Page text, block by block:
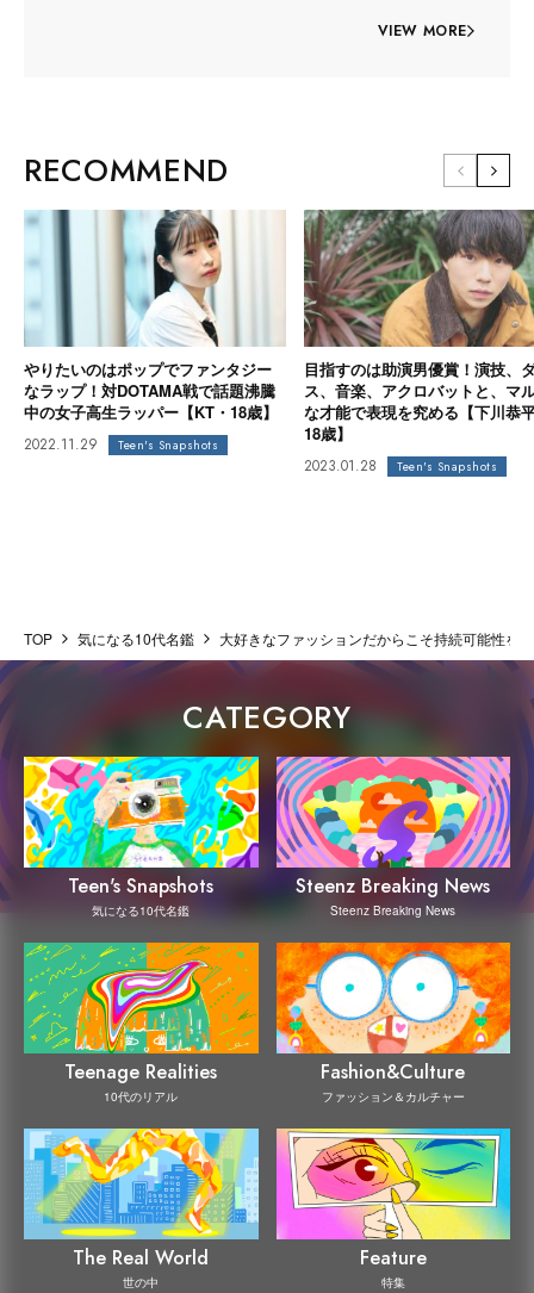
VIEW MORE
RECOMMEND
やりたいのはポップでファンタジー
なラップ！対DOTAMA戦で話題沸騰
中の女子高生ラッパー【KT・18歳】
2022.11.29 Teen's Snapshots
目指すのは助演男優賞！演技、
ス、音楽、アクロバットと、マ
な才能で表現を究める【下川恭
18歳】
2023.01.28 Teen's Snapshots
TOP 気になる10代名鑑 大好きなファッションだからこそ持続可能性を
CATEGORY
Teen's Snapshots
気になる10代名鑑
Steenz Breaking News
Steenz Breaking News
Teenage Realities
10代のリアル
Fashion&Culture
ファッション＆カルチャー
The Real World
世の中
Feature
特集